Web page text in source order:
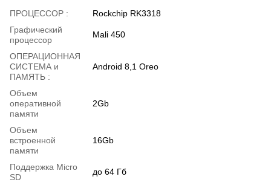
ПРОЦЕССОР :
Rockchip RK3318
Графический
процессор
Mali 450
ОПЕРАЦИОННАЯ
СИСТЕМА и
ПАМЯТЬ :
Android 8,1 Oreo
Объем
оперативной
памяти
2Gb
Объем
встроенной
памяти
16Gb
Поддержка Micro
SD
до 64 Гб